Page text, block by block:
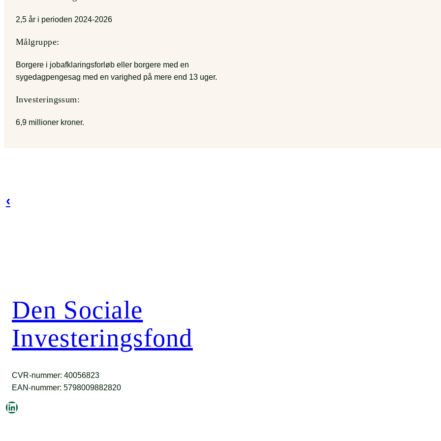
2,5 år i perioden 2024-2026
Målgruppe:
Borgere i jobafklaringsforløb eller borgere med en
sygedagpengesag med en varighed på mere end 13 uger.
Investeringssum:
6,9 millioner kroner.
‹
Den Sociale
Investeringsfond
CVR-nummer: 40056823
EAN-nummer: 5798009882820
LinkedIn